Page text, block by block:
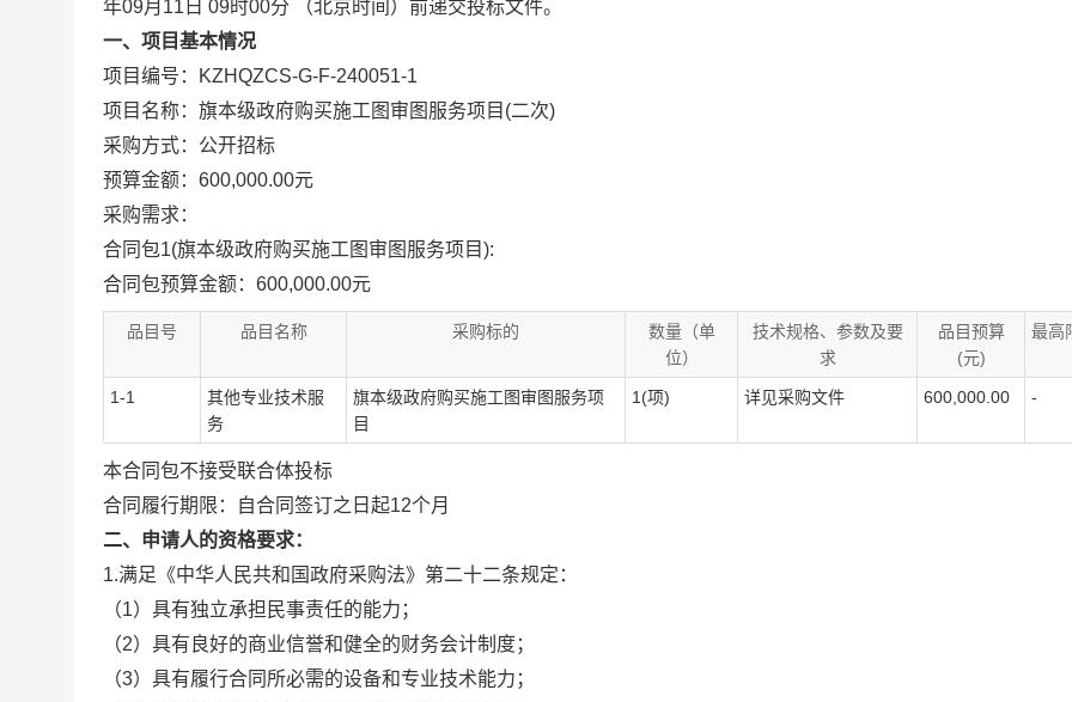
年09月11日 09时00分
（北京时间）前递交投标文件。
一、项目基本情况
项目编号：KZHQZCS-G-F-240051-1
项目名称：旗本级政府购买施工图审图服务项目(二次)
采购方式：公开招标
预算金额：600,000.00元
采购需求：
合同包1(旗本级政府购买施工图审图服务项目):
合同包预算金额： 600,000.00元
品目号 品目名称 采购标的
数量（单
位）
技术规格、参数及要
求
品目预算
(元)
最高
1-1
其他专业技术服
务
旗本级政府购买施工图审图服务项
目
1(项) 详见采购文件 600,000.00 -
本合同包不接受联合体投标
合同履行期限：
自合同签订之日起12个月
二、申请人的资格要求：
1.满足《中华人民共和国政府采购法》第二十二条规定：
（1）具有独立承担民事责任的能力；
（2）具有良好的商业信誉和健全的财务会计制度；
（3）具有履行合同所必需的设备和专业技术能力；